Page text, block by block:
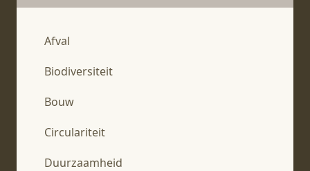
Afval
Biodiversiteit
Bouw
Circulariteit
Duurzaamheid